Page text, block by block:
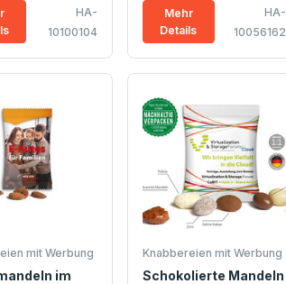
HA-
10100104
Mehr
Details
HA-
10056162
mit Werbung
im
Knabbereien mit Werbung
Schokolierte Mandeln